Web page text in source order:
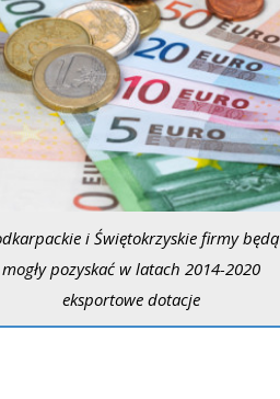
i Świętokrzyskie firmy będą
mogły pozyskać w latach 2014-2020
eksportowe dotacje